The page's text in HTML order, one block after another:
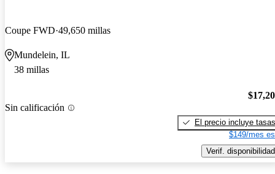
Coupe FWD 49,650 millas
Mundelein, IL
38 millas
Sin calificación
El precio incluye tasas
$149/mes
Verif. disponibilidad